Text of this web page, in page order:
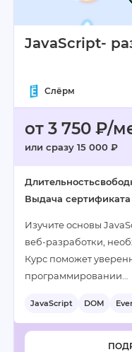
JavaScript-
Слёрм
от 3 750 ₽/
или сразу 15 000 ₽
Длительность
Выдача сертификата
Изучите основы
веб-разработки,
Курс поможет
программировании…
JavaScript DOM